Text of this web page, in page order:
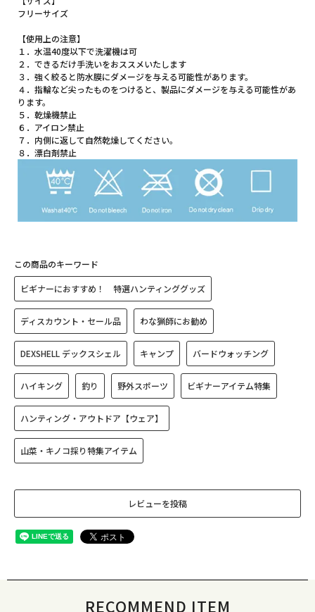
フリーサイズ
【使用上の注意】
１．水温40度以下で洗濯機は可
２．できるだけ手洗いをおススメいたします
３．強く絞ると防水膜にダメージを与える可能性があります。
４．指輪など尖ったものをつけると、製品にダメージを与える可能性があ
ります。
５．乾燥機禁止
６．アイロン禁止
７．内側に返して自然乾燥してください。
８．漂白剤禁止
この商品のキーワード
ビギナーにおすすめ！ 特選ハンティンググッズ
ディスカウント・セール品 わな猟師にお勧め
DEXSHELL デックスシェル キャンプ バードウォッチング
ハイキング 釣り 野外スポーツ ビギナーアイテム特集
ハンティング・アウトドア【ウェア】
山菜・キノコ採り特集アイテム
レビューを投稿
RECOMMEND ITEM